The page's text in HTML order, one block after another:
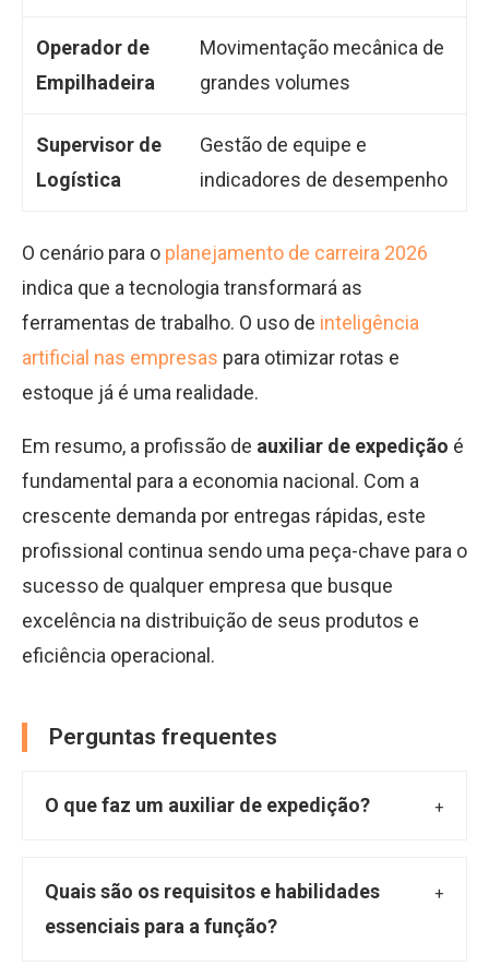
Operador de
Empilhadeira
Movimentação mecânica de
grandes volumes
Supervisor de
Logística
Gestão de equipe e
indicadores de desempenho
O cenário para o planejamento de carreira 2026
indica que a tecnologia transformará as
ferramentas de trabalho. O uso de inteligência
artificial nas empresas para otimizar rotas e
estoque já é uma realidade.
Em resumo, a profissão de auxiliar de expedição é
fundamental para a economia nacional. Com a
crescente demanda por entregas rápidas, este
profissional continua sendo uma peça-chave para o
sucesso de qualquer empresa que busque
excelência na distribuição de seus produtos e
eficiência operacional.
Perguntas frequentes
O que faz um auxiliar de expedição?
por organizar, conferir e embalar produtos
para envio, além de controlar estoques, emitir
Quais são os requisitos e habilidades
essenciais para a função?